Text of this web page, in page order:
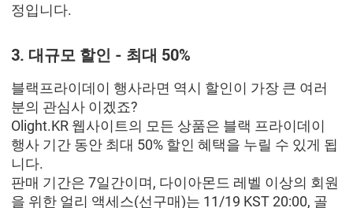
정입니다.
3. 대규모 할인 - 최대 50%
블랙프라이데이 행사라면 역시 할인이 가장 큰 여러
분의 관심사 이겠죠?
Olight.KR 웹사이트의 모든 상품은 블랙 프라이데이
행사 기간 동안 최대 50% 할인 혜택을 누릴 수 있게 됩
니다.
판매 기간은 7일간이며, 다이아몬드 레벨 이상의 회원
을 위한 얼리 액세스(선구매)는 11/19 KST 20:00, 골